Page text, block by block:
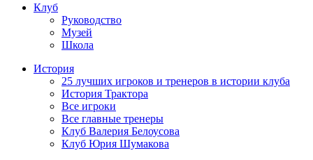
Клуб
Руководство
Музей
Школа
История
25 лучших игроков и тренеров в истории клуба
История Трактора
Все игроки
Все главные тренеры
Клуб Валерия Белоусова
Клуб Юрия Шумакова